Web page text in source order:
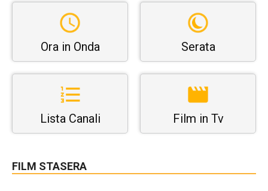
Ora in Onda Serata
Lista Canali Film in Tv
FILM STASERA